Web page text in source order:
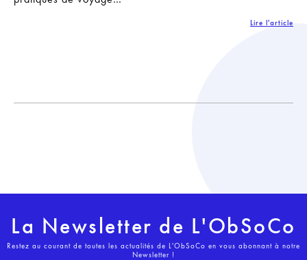
Lire l'article
La Newsletter de L'ObSoCo
Restez au courant de toutes les actualités de L'ObSoCo en vous abonnant à notre
Newsletter !